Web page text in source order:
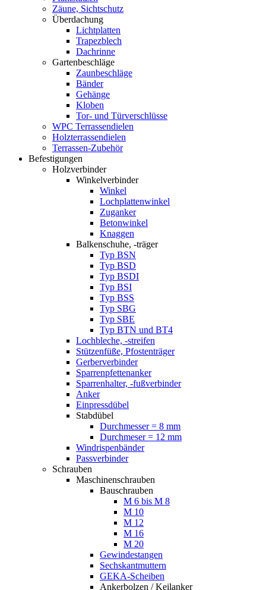
Zäune, Sichtschutz
Überdachung
Lichtplatten
Trapezblech
Dachrinne
Gartenbeschläge
Zaunbeschläge
Bänder
Gehänge
Kloben
Tor- und Türverschlüsse
WPC Terrassendielen
Holzterrassendielen
Terrassen-Zubehör
Befestigungen
Holzverbinder
Winkelverbinder
Winkel
Lochplattenwinkel
Zuganker
Betonwinkel
Knaggen
Balkenschuhe, -träger
Typ BSN
Typ BSD
Typ BSDI
Typ BSI
Typ BSS
Typ SBG
Typ SBE
Typ BTN und BT4
Lochbleche, -streifen
Stützenfüße, Pfostenträger
Gerberverbinder
Sparrenpfettenanker
Sparrenhalter, -fußverbinder
Anker
Einpressdübel
Stabdübel
Durchmesser = 8 mm
Durchmeser = 12 mm
Windrispenbänder
Passverbinder
Schrauben
Maschinenschrauben
Bauschrauben
M 6 bis M 8
M 10
M 12
M 16
M 20
Gewindestangen
Sechskantmuttern
GEKA-Scheiben
Ankerbolzen / Keilanker